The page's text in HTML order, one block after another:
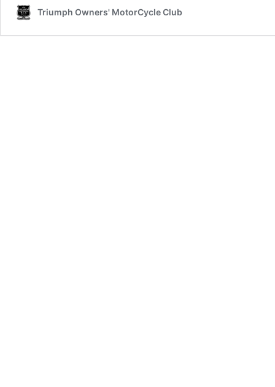
Triumph Owners' MotorCycle Club